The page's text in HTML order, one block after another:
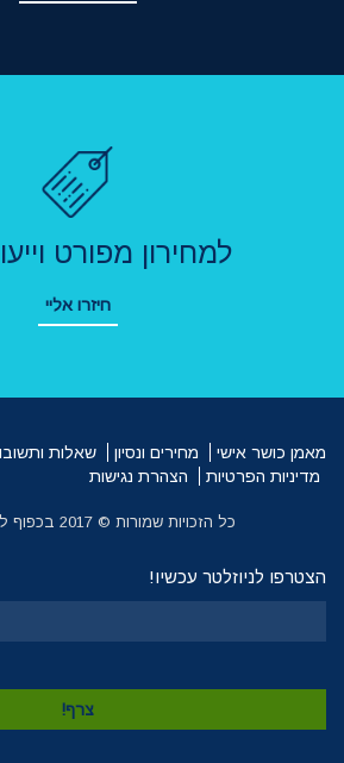
למחירון מפורט
חיזרו אליי
מאמן כושר אישי מחירים ונסיון שאלות
מדיניות הפרטיות
הצהרת נגישות
כל הזכויות שמורות © 2017 בכפוף לתקנון
הצטרפו לניוזלטר עכשיו!